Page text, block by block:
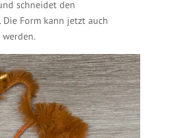
schneidet den
Form kann jetzt auch